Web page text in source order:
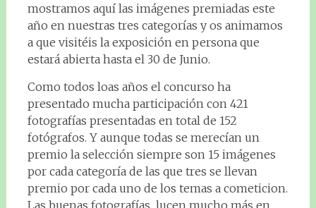
mostramos aquí las imágenes premiadas este
año en nuestras tres categorías y os animamos
a que visitéis la exposición en persona que
estará abierta hasta el 30 de Junio.
Como todos loas años el concurso ha
presentado mucha participación con 421
fotografías presentadas en total de 152
fotógrafos. Y aunque todas se merecían un
premio la selección siempre son 15 imágenes
por cada categoría de las que tres se llevan
premio por cada uno de los temas a cometicion.
Las buenas fotografías lucen mucho más en